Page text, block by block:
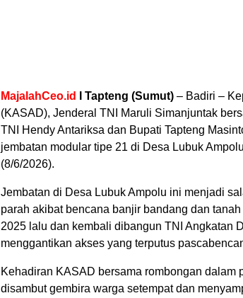
MajalahCeo.id I Tapteng (Sumut) – Badiri –
(KASAD), Jenderal TNI Maruli Simanjuntak
TNI Hendy Antariksa dan Bupati Tapteng
jembatan modular tipe 21 di Desa Lubuk
(8/6/2026).
Jembatan di Desa Lubuk Ampolu ini menjadi
parah akibat bencana banjir bandang dan
2025 lalu dan kembali dibangun TNI Angkatan
menggantikan akses yang terputus
Kehadiran KASAD bersama rombongan dalam
disambut gembira warga setempat dan